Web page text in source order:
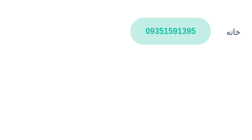
خانه 09351591395